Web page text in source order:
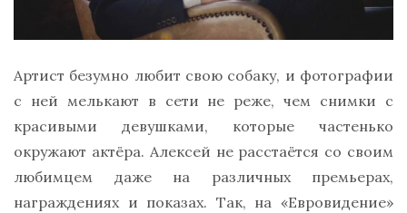
Артист безумно любит свою собаку, и фотографии
с ней мелькают в сети не реже, чем снимки с
красивыми девушками, которые частенько
окружают актёра. Алексей не расстаётся со своим
любимцем даже на различных премьерах,
награждениях и показах. Так, на «Евровидение»